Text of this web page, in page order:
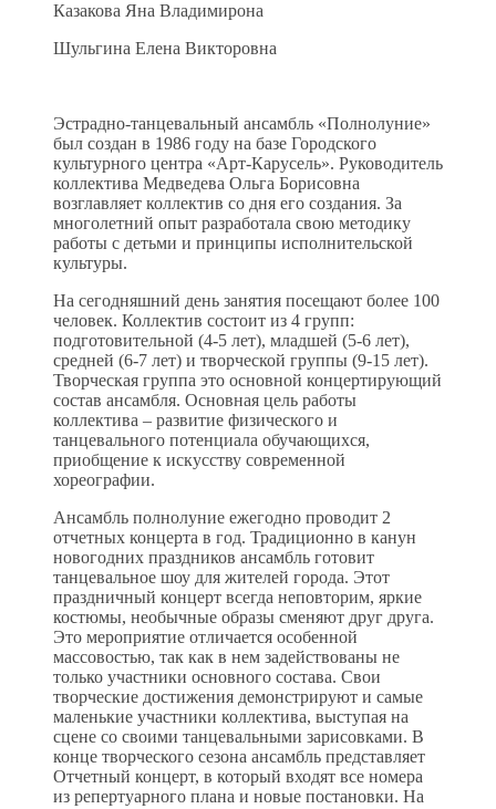
Казакова Яна Владимирона
Шульгина Елена Викторовна
Эстрадно-танцевальный ансамбль «Полнолуние»
был создан в 1986 году на базе Городского
культурного центра «Арт-Карусель». Руководитель
коллектива Медведева Ольга Борисовна
возглавляет коллектив со дня его создания. За
многолетний опыт разработала свою методику
работы с детьми и принципы исполнительской
культуры.
На сегодняшний день занятия посещают более 100
человек. Коллектив состоит из 4 групп:
подготовительной (4-5 лет), младшей (5-6 лет),
средней (6-7 лет) и творческой группы (9-15 лет).
Творческая группа это основной концертирующий
состав ансамбля. Основная цель работы
коллектива – развитие физического и
танцевального потенциала обучающихся,
приобщение к искусству современной
хореографии.
Ансамбль полнолуние ежегодно проводит 2
отчетных концерта в год. Традиционно в канун
новогодних праздников ансамбль готовит
танцевальное шоу для жителей города. Этот
праздничный концерт всегда неповторим, яркие
костюмы, необычные образы сменяют друг друга.
Это мероприятие отличается особенной
массовостью, так как в нем задействованы не
только участники основного состава. Свои
творческие достижения демонстрируют и самые
маленькие участники коллектива, выступая на
сцене со своими танцевальными зарисовками. В
конце творческого сезона ансамбль представляет
Отчетный концерт, в который входят все номера
из репертуарного плана и новые постановки. На